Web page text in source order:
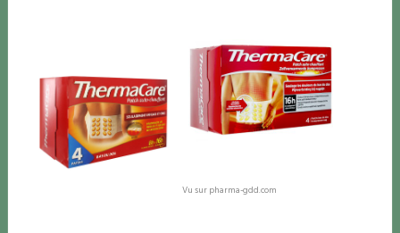
Vu sur pharma-gdd.com